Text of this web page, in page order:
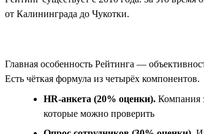
от Калининграда до Чукотки.
Главная особенность Рейтинга —
Есть чёткая формула из четырёх компонентов.
HR-анкета (20% оценки). Компания
которые можно проверить